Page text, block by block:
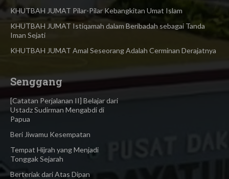
KHUTBAH JUMAT Pilar-Pilar Kebangkitan Umat Islam
KHUTBAH JUMAT Istiqamah dalam Beribadah sebagai Tanda
Iman Sejati
KHUTBAH JUMAT Amal Seseorang Adalah Cerminan Derajatnya
Senggang
[Catatan Perjalanan II] Belajar dari
Ustadz Sudirman Mengabdi di
Papua
Beri Jiwamu Kesempatan
Tempat Hijrah yang Menjadi
Tonggak Sejarah
Berteriak dari Atas Dipan